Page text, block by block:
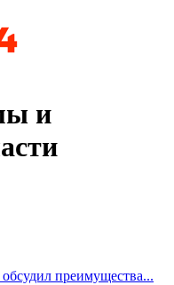
и
преимущества...